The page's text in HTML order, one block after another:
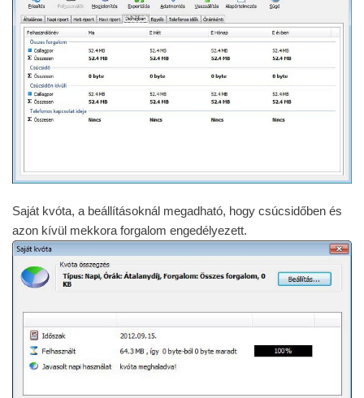
Saját kvóta, a beállításoknál megadható, hogy csúcsidőben és
azon kívül mekkora forgalom engedélyezett.